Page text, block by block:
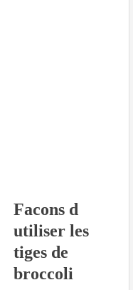
Facons d
utiliser les
tiges de
broccoli